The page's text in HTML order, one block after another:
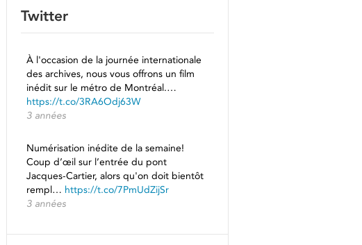
Twitter
À l'occasion de la journée internationale
des archives, nous vous offrons un film
inédit sur le métro de Montréal.…
https://t.co/3RA6Odj63W
3 années
Numérisation inédite de la semaine!
Coup d’œil sur l’entrée du pont
Jacques-Cartier, alors qu'on doit bientôt
rempl… https://t.co/7PmUdZijSr
3 années